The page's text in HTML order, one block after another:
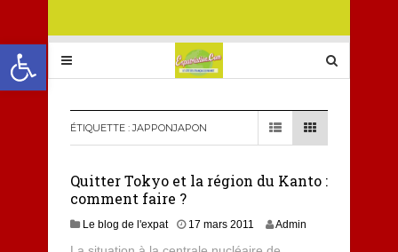
Ouvrir la barre d’outils
ÉTIQUETTE :JAPPONJAPON
Quitter Tokyo et la région du Kanto :
comment faire ?
Le blog de l'expat 17 mars 2011 Admin